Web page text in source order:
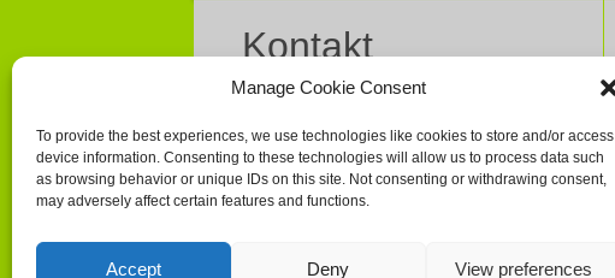
Manage Cookie Consent
To provide the best experiences, we use technologies like cookies to store and/or access
device information. Consenting to these technologies will allow us to process data such
as browsing behavior or unique IDs on this site. Not consenting or withdrawing consent,
may adversely affect certain features and functions.
Accept Deny View preferences
Kontakt
08102 – 98 49 820